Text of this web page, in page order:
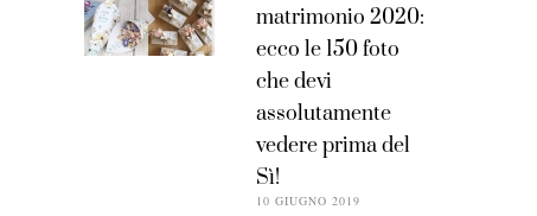
matrimonio 2020:
ecco le 150 foto
che devi
assolutamente
vedere prima del
Sì!
10 GIUGNO 2019